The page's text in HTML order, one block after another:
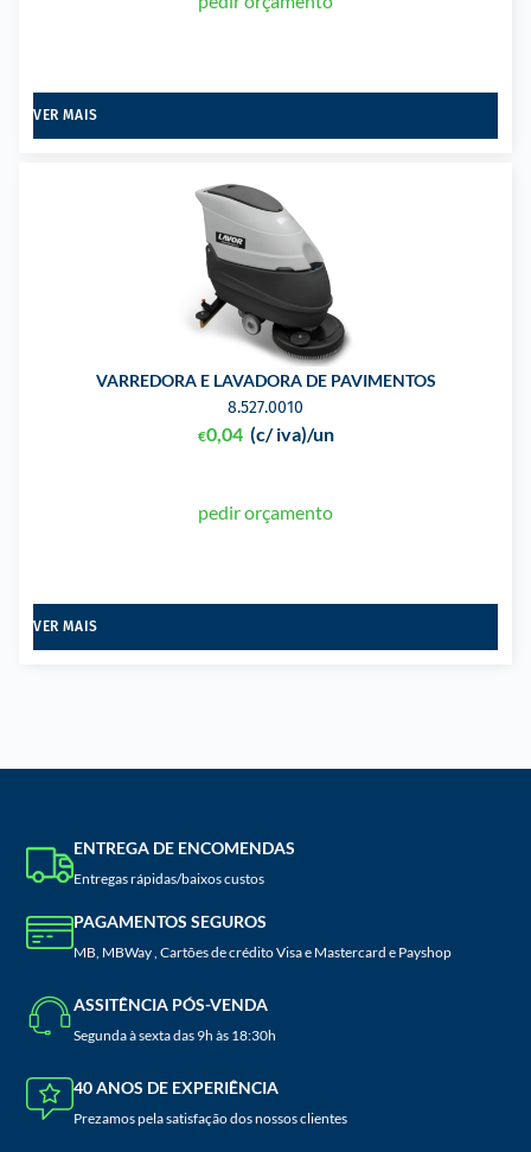
VER MAIS
VARREDORA E LAVADORA DE PAVIMENTOS
8.527.0010
€0,04 (c/ iva)/un
pedir orçamento
VER MAIS
ENTREGA DE ENCOMENDAS
Entregas rápidas/baixos custos
PAGAMENTOS SEGUROS
MB, MBWay , Cartões de crédito Visa e Mastercard e Payshop
ASSITÊNCIA PÓS-VENDA
Segunda à sexta das 9h às 18:30h
40 ANOS DE EXPERIÊNCIA
Prezamos pela satisfação dos nossos clientes